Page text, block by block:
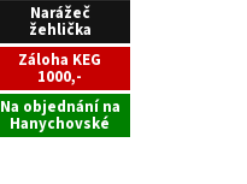
Narážeč
žehlička
Záloha KEG
1000,-
Na objednání na
Hanychovské